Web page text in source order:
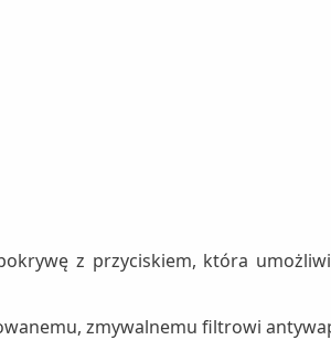
z przyciskiem, która
zmywalnemu filtrowi